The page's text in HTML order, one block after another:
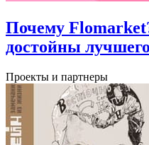
Почему
достойны
Проекты и партнеры